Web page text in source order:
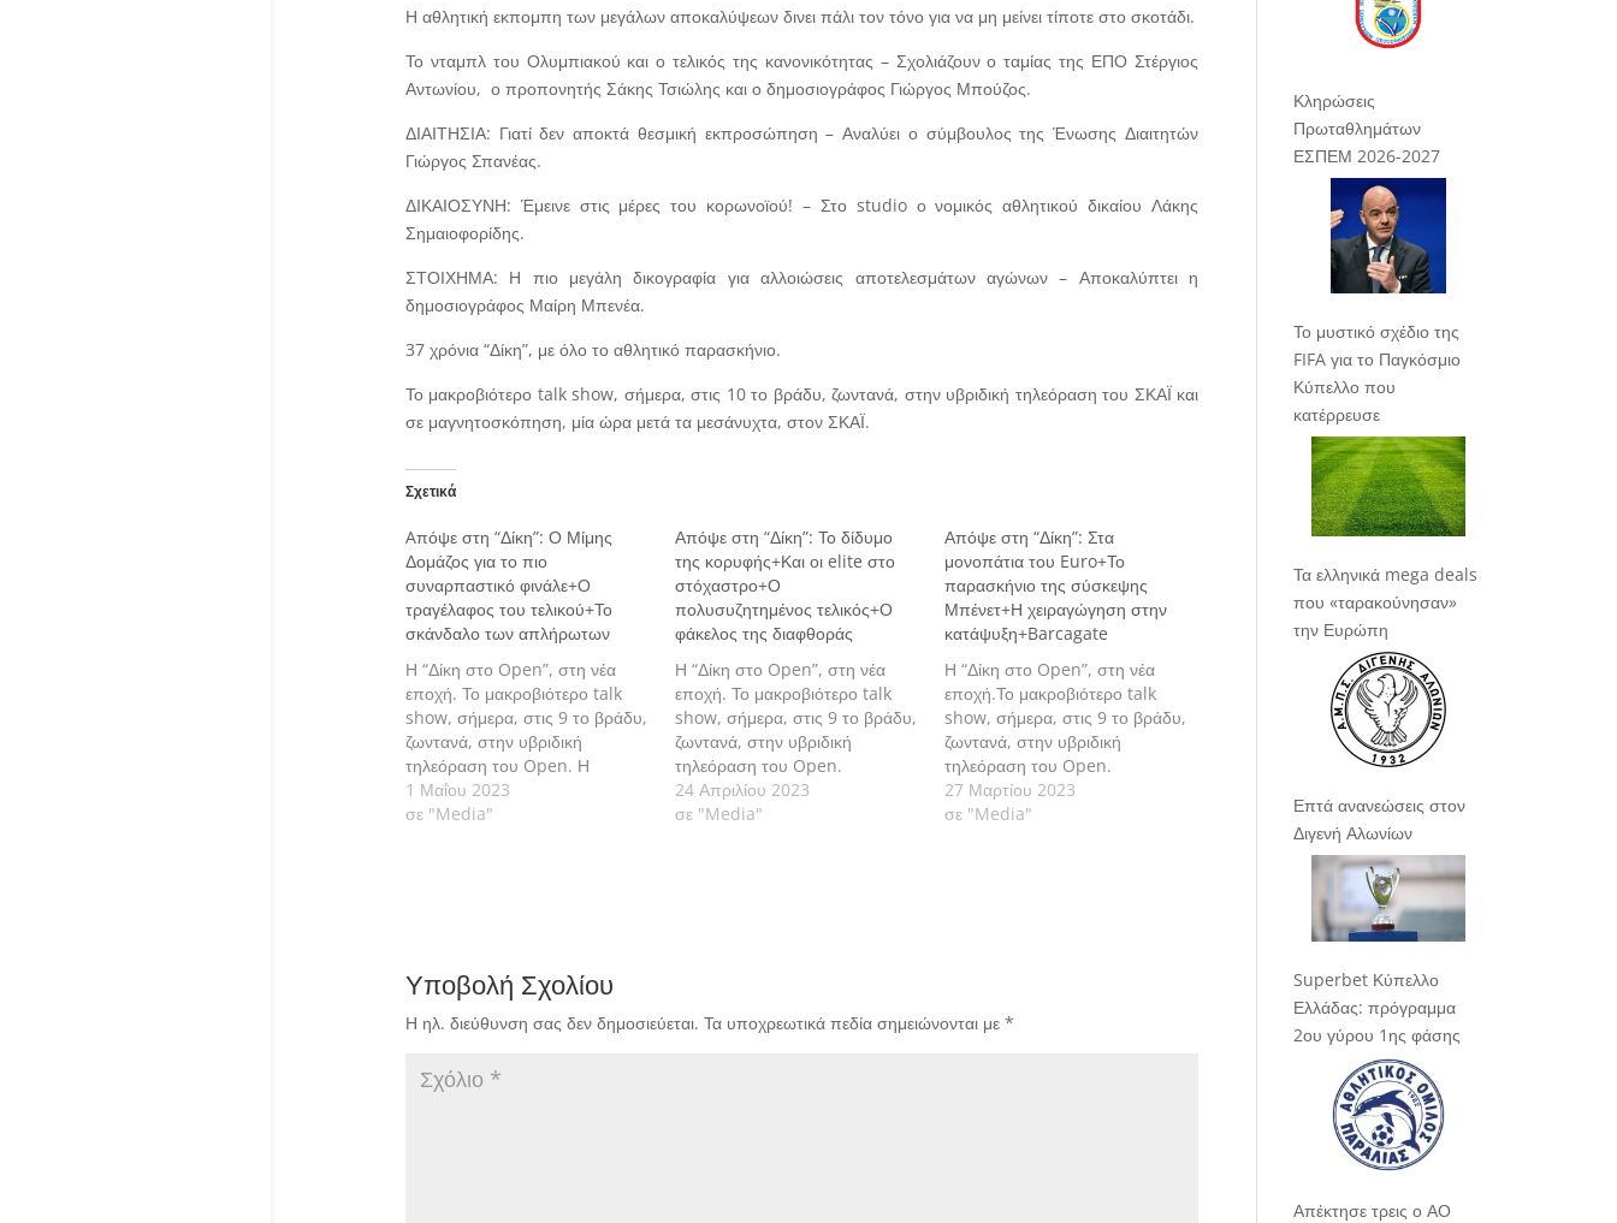
Η αθλητική εκπομπη των μεγάλων αποκαλύψεων δινει πάλι τον τόνο για να μη μείνει τίποτε στο σκοτάδι.
Το νταμπλ του Ολυμπιακού και ο τελικός της κανονικότητας – Σχολιάζουν ο ταμίας της ΕΠΟ Στέργιος
Αντωνίου, ο προπονητής Σάκης Τσιώλης και ο δημοσιογράφος Γιώργος Μπούζος.
ΔΙΑΙΤΗΣΙΑ: Γιατί δεν αποκτά θεσμική εκπροσώπηση – Αναλύει ο σύμβουλος της Ένωσης Διαιτητών
Γιώργος Σπανέας.
ΔΙΚΑΙΟΣΥΝΗ: Έμεινε στις μέρες του κορωνοϊού! – Στο studio ο νομικός αθλητικού δικαίου Λάκης
Σημαιοφορίδης.
ΣΤΟΙΧΗΜΑ: Η πιο μεγάλη δικογραφία για αλλοιώσεις αποτελεσμάτων αγώνων – Αποκαλύπτει η
δημοσιογράφος Μαίρη Μπενέα.
37 χρόνια “Δίκη”, με όλο το αθλητικό παρασκήνιο.
Το μακροβιότερο talk show, σήμερα, στις 10 το βράδυ, ζωντανά, στην υβριδική τηλεόραση του ΣΚΑΪ και
σε μαγνητοσκόπηση, μία ώρα μετά τα μεσάνυχτα, στον ΣΚΑΪ.
Σχετικά
Aπόψε στη “Δίκη”: Ο Μίμης
Δομάζος για το πιο
συναρπαστικό φινάλε+Ο
τραγέλαφος του τελικού+Το
σκάνδαλο των απλήρωτων
Η “Δίκη στο Open”, στη νέα
εποχή. Το μακροβιότερο talk
show, σήμερα, στις 9 το βράδυ,
ζωντανά, στην υβριδική
τηλεόραση του Open. Η
αθλητική εκπομπή των μεγάλων
αποκαλύψεων δίνει πάλι τον
1 Μαΐου 2023
σε "Media"
Απόψε στη “Δίκη”: Το δίδυμο
της κορυφής+Και οι elite στο
στόχαστρο+Ο
πολυσυζητημένος τελικός+Ο
φάκελος της διαφθοράς
Η “Δίκη στο Open”, στη νέα
εποχή. Το μακροβιότερο talk
show, σήμερα, στις 9 το βράδυ,
ζωντανά, στην υβριδική
τηλεόραση του Open.
24 Απριλίου 2023
σε "Media"
Απόψε στη “Δίκη”: Στα
μονοπάτια του Euro+Το
παρασκήνιο της σύσκεψης
Μπένετ+Η χειραγώγηση στην
κατάψυξη+Barcagate
Η “Δίκη στο Open”, στη νέα
εποχή.Το μακροβιότερο talk
show, σήμερα, στις 9 το βράδυ,
ζωντανά, στην υβριδική
τηλεόραση του Open.
27 Μαρτίου 2023
σε "Media"
Υποβολή Σχολίου
Η ηλ. διεύθυνση σας δεν δημοσιεύεται. Τα υποχρεωτικά πεδία σημειώνονται με *
Κληρώσεις
Πρωταθλημάτων
ΕΣΠΕΜ 2026-2027
Το μυστικό σχέδιο της
FIFA για το Παγκόσμιο
Κύπελλο που
κατέρρευσε
Τα ελληνικά mega deals
που «ταρακούνησαν»
την Ευρώπη
Επτά ανανεώσεις στον
Διγενή Αλωνίων
Superbet Κύπελλο
Ελλάδας: πρόγραμμα
2ου γύρου 1ης φάσης
Απέκτησε τρεις ο ΑΟ